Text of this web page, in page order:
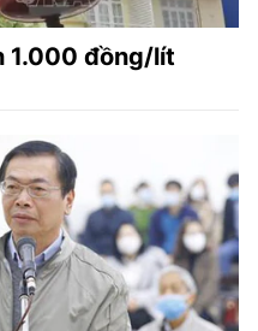
1.000 đồng/lít